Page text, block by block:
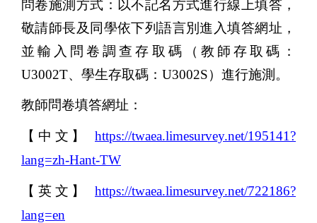
問卷施測方式：以不記名方式進行線上填答，
敬請師長及同學依下列語言別進入填答網址，
並輸入 問卷調查存取碼（教師存取碼：
U3002T、學生存取碼： U3002S）進行施測。
教師問卷填答網址：
【中文】
https://twaea.limesurvey.net/195141?
lang=zh-Hant-TW
【英文】
https://twaea.limesurvey.net/722186?
lang=en